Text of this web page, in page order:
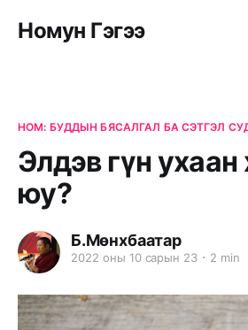
Номун Гэгээ
НОМ: БУДДЫН БЯСАЛГАЛ БА СЭТГЭЛ
Элдэв гүн ухаан
юу?
Б.Мөнхбаатар
2022 оны 10 сарын 23 2 min